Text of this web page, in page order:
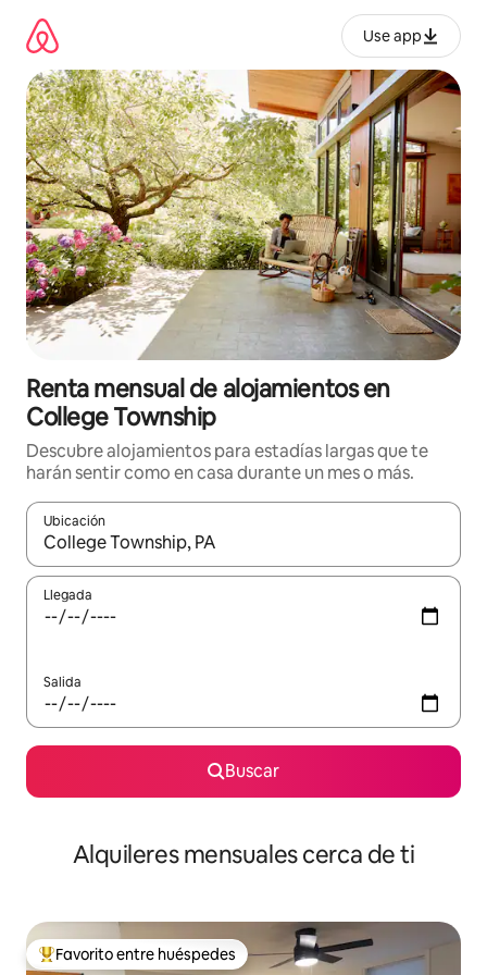
contenido
Use app
Renta mensual de alojamientos en
College Township
Descubre alojamientos para estadías largas que te
harán sentir como en casa durante un mes o más.
Ubicación
Cuando los resultados estén disponibles, navega con las
Llegada
Salida
Buscar
Alquileres mensuales cerca de ti
Favorito entre huéspedes preferido
Favorito entre huéspedes